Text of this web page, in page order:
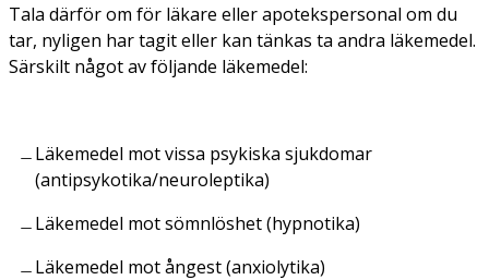
Tala därför om för läkare eller apotekspersonal om du
tar, nyligen har tagit eller kan tänkas ta andra läkemedel.
Särskilt något av följande läkemedel:
Läkemedel mot vissa psykiska sjukdomar
(antipsykotika/neuroleptika)
Läkemedel mot sömnlöshet (hypnotika)
Läkemedel mot ångest (anxiolytika)